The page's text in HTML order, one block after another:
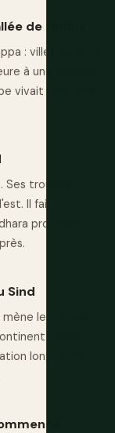
de l'Indus
: villes en grille
à une époque
vivait dans des
troupes
Il fait demi-
prospère
Sind
les forces
L'islam
longue dans